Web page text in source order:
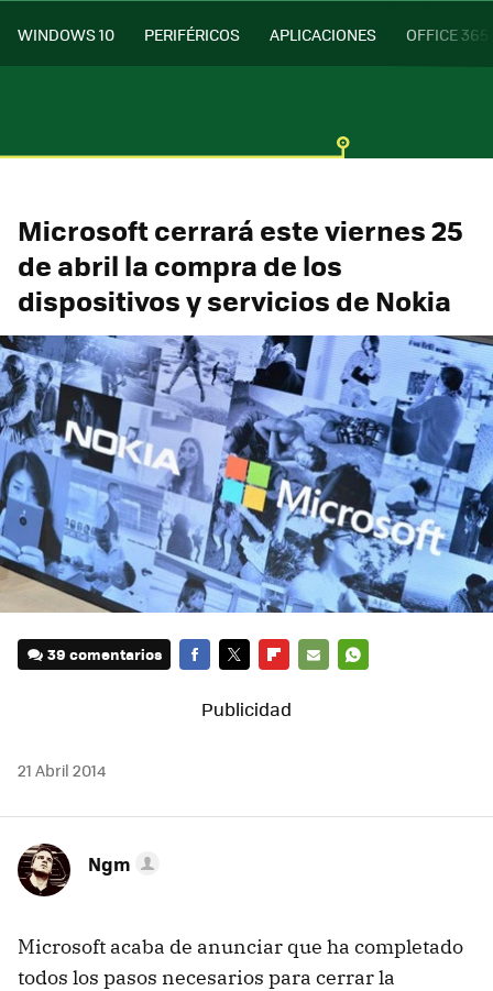
WINDOWS 10 PERIFÉRICOS APLICACIONES OFFICE 365
Microsoft cerrará este viernes 25
de abril la compra de los
dispositivos y servicios de Nokia
39 comentarios
21 Abril 2014
Ngm
Microsoft acaba de anunciar que ha completado
todos los pasos necesarios para cerrar la